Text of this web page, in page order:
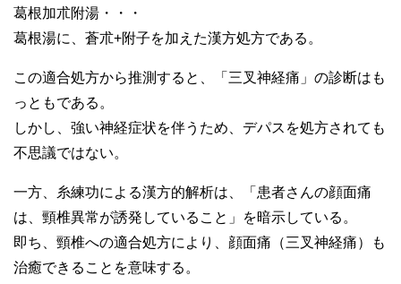
葛根加朮附湯・・・
葛根湯に、蒼朮+附子を加えた漢方処方である。
この適合処方から推測すると、「三叉神経痛」の診断はも
っともである。
しかし、強い神経症状を伴うため、デパスを処方されても
不思議ではない。
一方、糸練功による漢方的解析は、「患者さんの顔面痛
は、頸椎異常が誘発していること」を暗示している。
即ち、頸椎への適合処方により、顔面痛（三叉神経痛）も
治癒できることを意味する。